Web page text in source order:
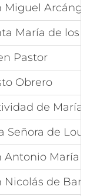
Miguel
María de los
Pastor
Obrero
de María
Señora de
Antonio María
Nicolás de Bari